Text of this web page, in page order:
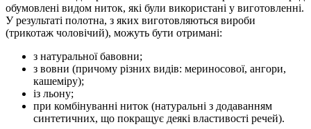
обумовлені видом ниток, які були використані у виготовленні.
У результаті полотна, з яких виготовляються вироби
(трикотаж чоловічий), можуть бути отримані:
з натуральної бавовни;
з вовни (причому різних видів: мериносової, ангори,
кашеміру);
із льону;
при комбінуванні ниток (натуральні з додаванням
синтетичних, що покращує деякі властивості речей).